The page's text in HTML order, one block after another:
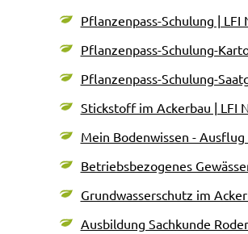
Pflanzenpass-Schulung |
Pflanzenpass-Schulung-
Pflanzenpass-Schulung-
Stickstoff im Ackerbau | LFI
Mein Bodenwissen -
Betriebsbezogenes
Grundwasserschutz im
Ausbildung Sachkunde